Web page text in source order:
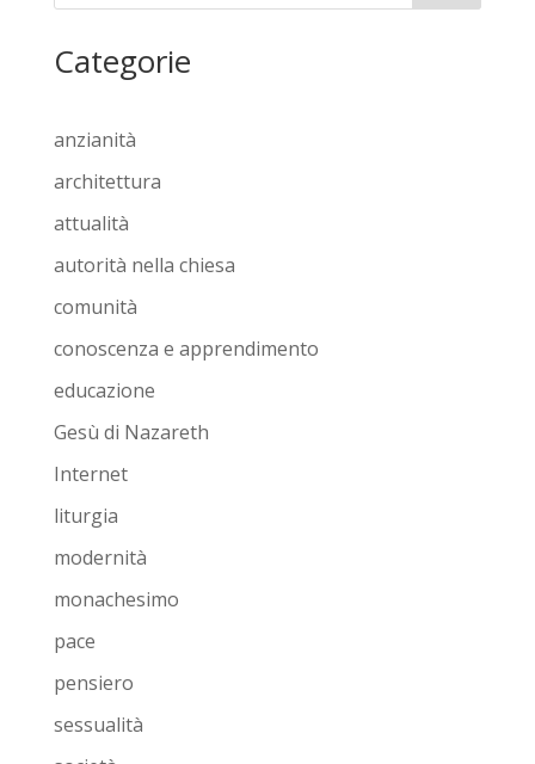
Categorie
anzianità
architettura
attualità
autorità nella chiesa
comunità
conoscenza e apprendimento
educazione
Gesù di Nazareth
Internet
liturgia
modernità
monachesimo
pace
pensiero
sessualità